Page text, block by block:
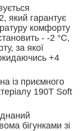
який гарантує
комфорту
- -2 °С,
за якої
+4
із приємного
190T Soft
бігунками зі